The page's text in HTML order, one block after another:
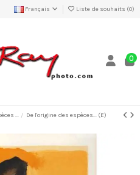
Français Liste de souhaits (0)
0
... De l'origine des espèces... (E)